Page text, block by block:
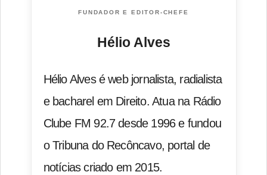
FUNDADOR E EDITOR-CHEFE
Hélio Alves
Hélio Alves é web jornalista, radialista
e bacharel em Direito. Atua na Rádio
Clube FM 92.7 desde 1996 e fundou
o Tribuna do Recôncavo, portal de
notícias criado em 2015.